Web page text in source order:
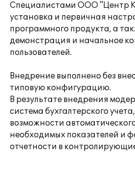
Специалистами ООО "Центр
установка и первичная
программного продукта, а
демонстрация и начальное
пользователей.
Внедрение выполнено без
типовую конфигурацию.
В результате внедрения
система бухгалтерского
возможности
необходимых показателей и
отчетности в